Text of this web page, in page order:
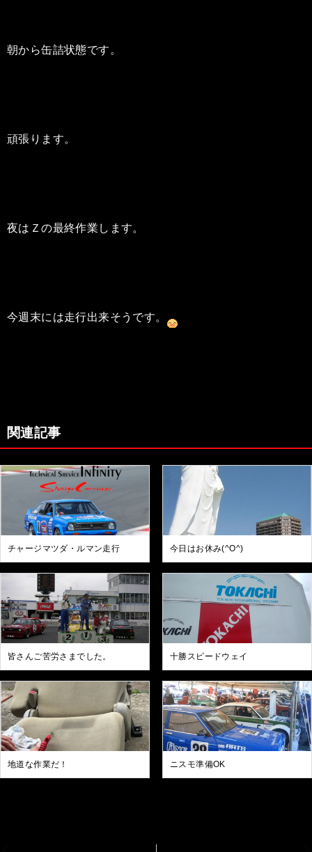
朝から缶詰状態です。
頑張ります。
夜はＺの最終作業します。
今週末には走行出来そうです。
関連記事
チャージマツダ・ルマン走行 今日はお休み(^O^)
皆さんご苦労さまでした。 十勝スピードウェイ
地道な作業だ！ ニスモ準備OK